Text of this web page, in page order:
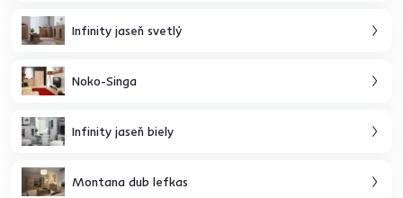
Infinity jaseň svetlý
Noko-Singa
Infinity jaseň biely
Montana dub lefkas